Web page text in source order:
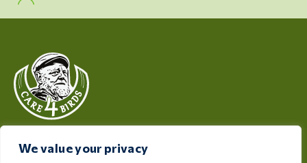
We value your privacy
σας, η Care 4 Birds προσφέρει προϊόντα υψηλής